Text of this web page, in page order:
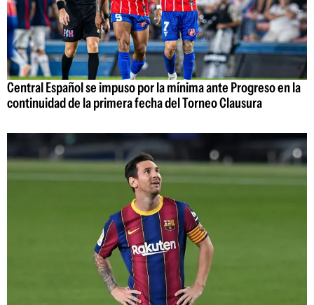
Central Español se impuso por la mínima ante Progreso en la
continuidad de la primera fecha del Torneo Clausura